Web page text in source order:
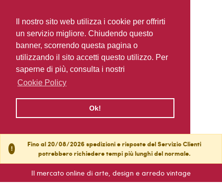
Il nostro sito web utilizza i cookie per offrirti
un servizio migliore. Chiudendo questo
banner, scorrendo questa pagina o
utilizzando il sito accetti questo utilizzo. Per
saperne di più, consulta i nostri
Cookie Policy
Ok!
!
Fino al 20/08/2026 spedizioni e risposte del Servizio Clienti
potrebbero richiedere tempi più lunghi del normale.
Il mercato online di arte, design e arredo vintage